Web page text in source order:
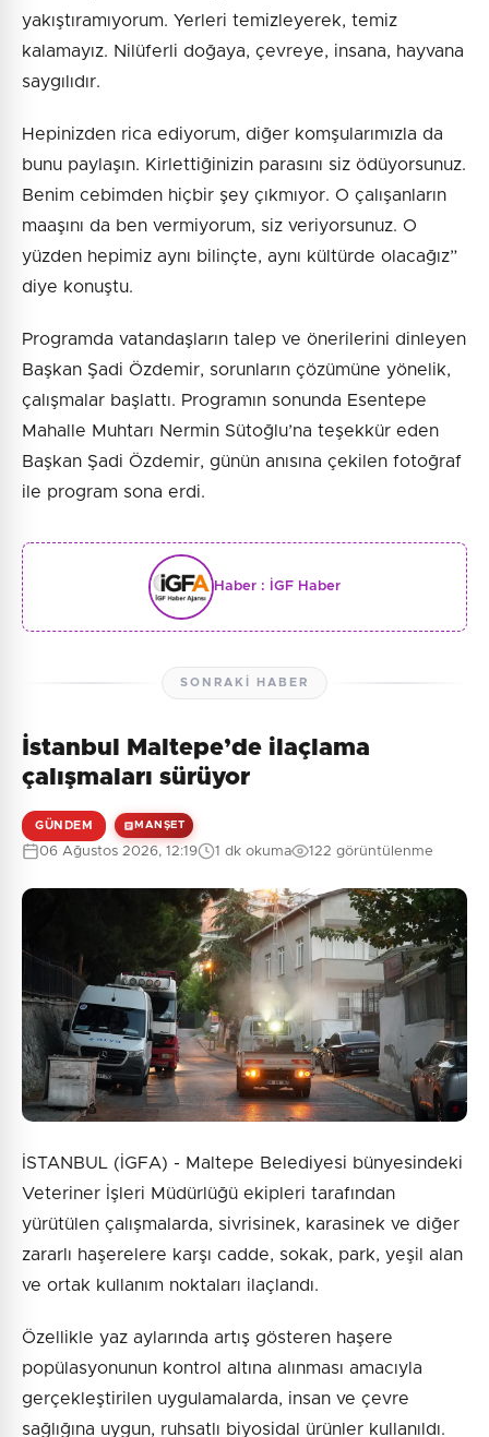
yakıştıramıyorum. Yerleri temizleyerek, temiz
kalamayız. Nilüferli doğaya, çevreye, insana, hayvana
saygılıdır.
Hepinizden rica ediyorum, diğer komşularımızla da
bunu paylaşın. Kirlettiğinizin parasını siz ödüyorsunuz.
Benim cebimden hiçbir şey çıkmıyor. O çalışanların
maaşını da ben vermiyorum, siz veriyorsunuz. O
yüzden hepimiz aynı bilinçte, aynı kültürde olacağız”
diye konuştu.
Programda vatandaşların talep ve önerilerini dinleyen
Başkan Şadi Özdemir, sorunların çözümüne yönelik,
çalışmalar başlattı. Programın sonunda Esentepe
Mahalle Muhtarı Nermin Sütoğlu’na teşekkür eden
Başkan Şadi Özdemir, günün anısına çekilen fotoğraf
ile program sona erdi.
Haber : İGF Haber
SONRAKI HABER
İstanbul Maltepe’de ilaçlama
çalışmaları sürüyor
GÜNDEM MANŞET
06 Ağustos 2026, 12:19 1 dk okuma 122 görüntülenme
İSTANBUL (İGFA) - Maltepe Belediyesi bünyesindeki
Veteriner İşleri Müdürlüğü ekipleri tarafından
yürütülen çalışmalarda, sivrisinek, karasinek ve diğer
zararlı haşerelere karşı cadde, sokak, park, yeşil alan
ve ortak kullanım noktaları ilaçlandı.
Özellikle yaz aylarında artış gösteren haşere
popülasyonunun kontrol altına alınması amacıyla
gerçekleştirilen uygulamalarda, insan ve çevre
sağlığına uygun, ruhsatlı biyosidal ürünler kullanıldı.